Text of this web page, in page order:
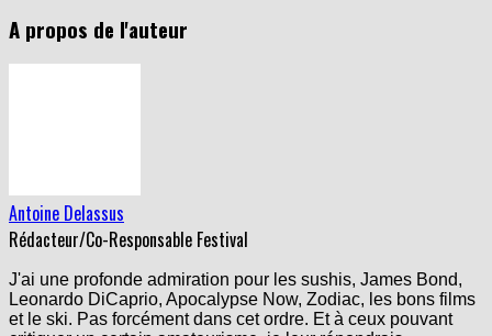
Antoine Delassus
Rédacteur/Co-Responsable Festival
J'ai une profonde admiration pour les sushis, James Bond,
Leonardo DiCaprio, Apocalypse Now, Zodiac, les bons films
et le ski. Pas forcément dans cet ordre. Et à ceux pouvant
critiquer un certain amateurisme, je leur répondrais